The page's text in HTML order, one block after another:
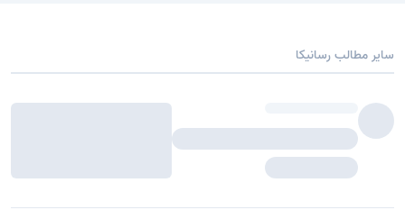
سایر مطالب رسانیکا